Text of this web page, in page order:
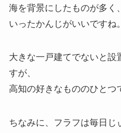
海を背景にしたものが多く
いったかんじがいいですね。
大きな一戸建てでないと設
すが、
高知の好きなもののひとつ
ちなみに、フラフは毎日じ